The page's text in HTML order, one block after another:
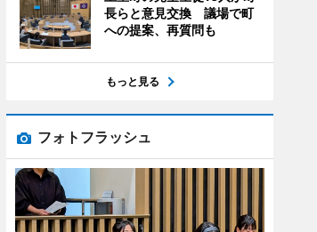
長らと意見交換 議場で町
への提案、再質問も
もっと見る
フォトフラッシュ